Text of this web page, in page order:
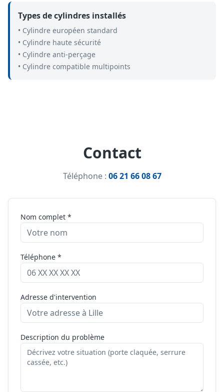
Types de cylindres installés
• Cylindre européen standard
• Cylindre haute sécurité
• Cylindre anti-perçage
• Cylindre compatible multipoints
Contact
Téléphone : 06 21 66 08 67
Nom complet *
Téléphone *
Adresse d'intervention
Description du problème